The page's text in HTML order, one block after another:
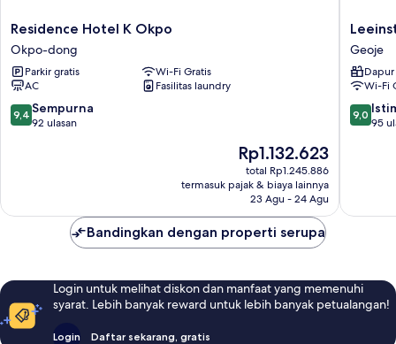
Residence
Hotel
K
Okpo
Okpo-
dong
Residence Hotel K Okpo
Okpo-dong
Parkir gratis
Wi-Fi Gratis
AC
Fasilitas laundry
9.4
dari
9,4 Sempurna
92 ulasan
Harga
sekarang
Rp1.132.623
Rp1.132.623
total Rp1.245.886
termasuk pajak & biaya lainnya
23 Agu - 24 Agu
Hotel
Geoje
Geoje
Wi-Fi
9.0
dari
9,0
95
Bandingkan dengan properti serupa
Login untuk melihat diskon dan manfaat yang memenuhi
syarat. Lebih banyak reward untuk lebih banyak petualangan!
Login Daftar sekarang, gratis